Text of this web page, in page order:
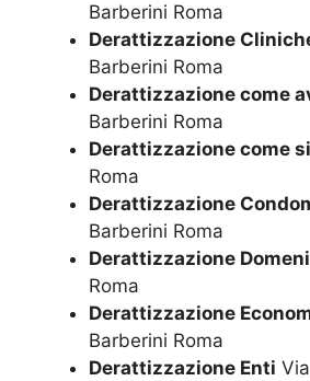
Barberini Roma
Derattizzazione
Barberini Roma
Derattizzazione come
Barberini Roma
Derattizzazione come
Roma
Derattizzazione
Barberini Roma
Derattizzazione
Roma
Derattizzazione
Barberini Roma
Derattizzazione Enti